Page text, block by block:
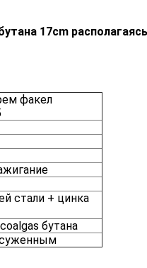
17cm
факел
стали + цинка
бутана